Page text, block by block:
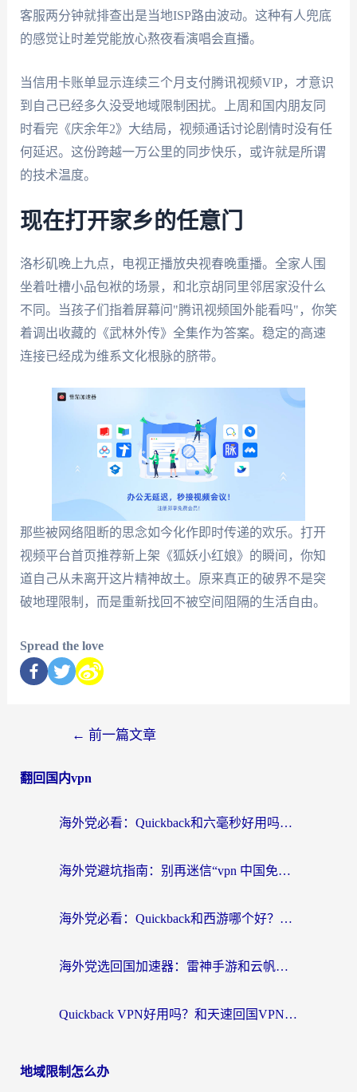
客服两分钟就排查出是当地ISP路由波动。这种有人兜底
的感觉让时差党能放心熬夜看演唱会直播。
当信用卡账单显示连续三个月支付腾讯视频VIP，才意识
到自己已经多久没受地域限制困扰。上周和国内朋友同
时看完《庆余年2》大结局，视频通话讨论剧情时没有任
何延迟。这份跨越一万公里的同步快乐，或许就是所谓
的技术温度。
现在打开家乡的任意门
洛杉矶晚上九点，电视正播放央视春晚重播。全家人围
坐着吐槽小品包袱的场景，和北京胡同里邻居家没什么
不同。当孩子们指着屏幕问"腾讯视频国外能看吗"，你笑
着调出收藏的《武林外传》全集作为答案。稳定的高速
连接已经成为维系文化根脉的脐带。
那些被网络阻断的思念如今化作即时传递的欢乐。打开
视频平台首页推荐新上架《狐妖小红娘》的瞬间，你知
道自己从未离开这片精神故土。原来真正的破界不是突
破地理限制，而是重新找回不被空间阻隔的生活自由。
Spread the love
← 前一篇文章
翻回国内vpn
海外党必看：Quickback和六毫秒好用吗？3步选对回国加速器，无缝刷国内剧玩游戏
海外党避坑指南：别再迷信“vpn 中国免费”，选对回国加速器才能无缝刷国内资源
海外党必看：Quickback和西游哪个好？3个维度教你选对回国加速器
海外党选回国加速器：雷神手游和云帆哪个好？附3组对比+避坑指南
Quickback VPN好用吗？和天速回国VPN对比哪个回国效果更好？海外党必看的真实体验指南
地域限制怎么办